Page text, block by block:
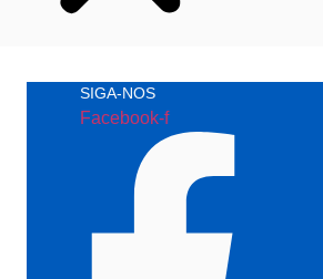
SIGA-NOS
Facebook-f